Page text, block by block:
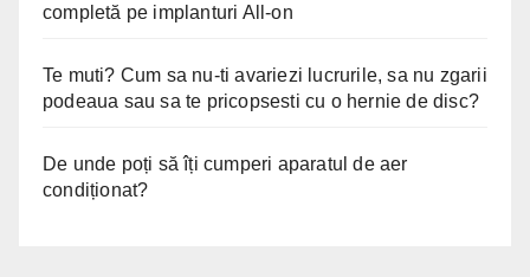
completă pe implanturi All-on
Te muti? Cum sa nu-ti avariezi lucrurile, sa nu zgarii
podeaua sau sa te pricopsesti cu o hernie de disc?
De unde poți să îți cumperi aparatul de aer
condiționat?